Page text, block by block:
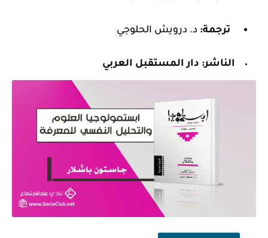
ترجمة: د. درويش الحلوجي
الناشر: دار المستقبل العربي